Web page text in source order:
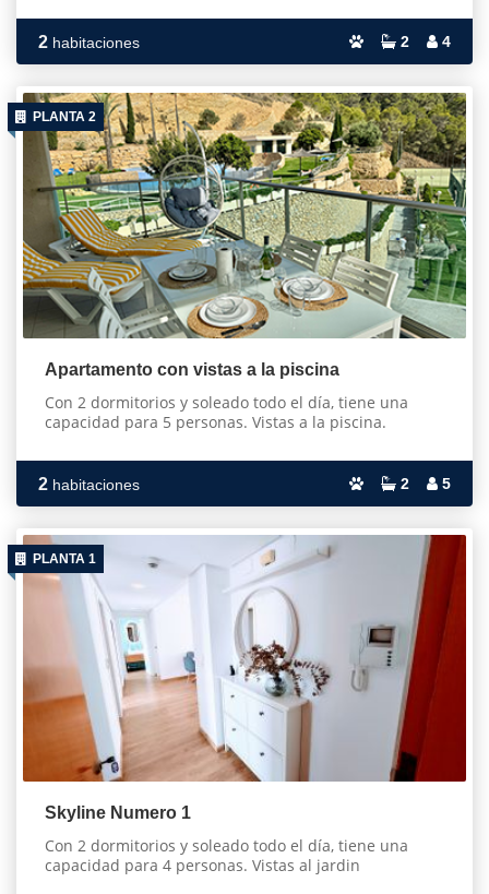
2 habitaciones 2 4
PLANTA 2
Apartamento con vistas a la piscina
Con 2 dormitorios y soleado todo el día, tiene una
capacidad para 5 personas. Vistas a la piscina.
2 habitaciones 2 5
PLANTA 1
Skyline Numero 1
Con 2 dormitorios y soleado todo el día, tiene una
capacidad para 4 personas. Vistas al jardin